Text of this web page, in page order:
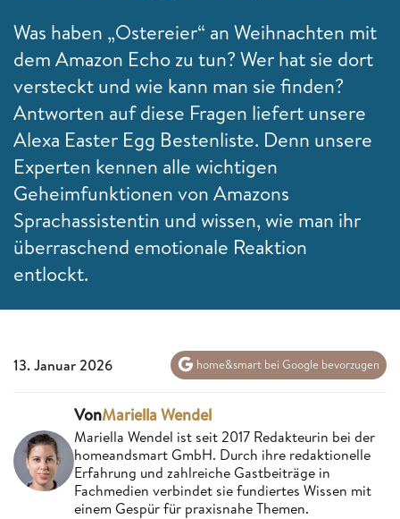
Was haben „Ostereier“ an Weihnachten mit
dem Amazon Echo zu tun? Wer hat sie dort
versteckt und wie kann man sie finden?
Antworten auf diese Fragen liefert unsere
Alexa Easter Egg Bestenliste. Denn unsere
Experten kennen alle wichtigen
Geheimfunktionen von Amazons
Sprachassistentin und wissen, wie man ihr
überraschend emotionale Reaktion
entlockt.
13. Januar 2026 home&smart bei Google bevorzugen
VonMariella Wendel
Mariella Wendel ist seit 2017 Redakteurin bei der
homeandsmart GmbH. Durch ihre redaktionelle
Erfahrung und zahlreiche Gastbeiträge in
Fachmedien verbindet sie fundiertes Wissen mit
einem Gespür für praxisnahe Themen.